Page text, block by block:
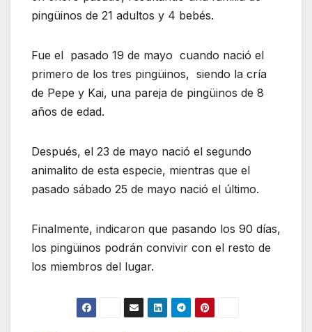
pingüinos de 21 adultos y 4 bebés.
Fue el pasado 19 de mayo cuando nació el
primero de los tres pingüinos, siendo la cría
de Pepe y Kai, una pareja de pingüinos de 8
años de edad.
Después, el 23 de mayo nació el segundo
animalito de esta especie, mientras que el
pasado sábado 25 de mayo nació el último.
Finalmente, indicaron que pasando los 90 días,
los pingüinos podrán convivir con el resto de
los miembros del lugar.